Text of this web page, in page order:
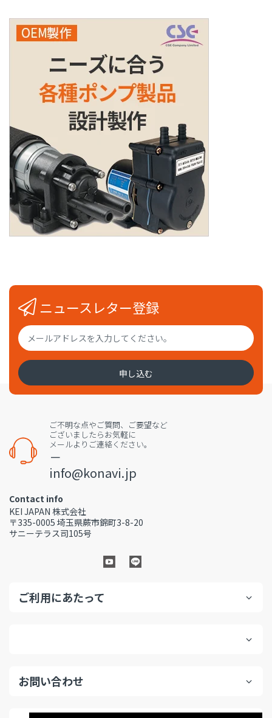
ニュースレター登録
申し込む
ご不明な点やご質問、ご要望など
ございましたらお気軽に
メールよりご連絡ください。
－
info@konavi.jp
Contact info
KEI JAPAN 株式会社
〒335-0005 埼玉県蕨市錦町3-8-20
サニーテラス司105号
ご利用にあたって
お問い合わせ